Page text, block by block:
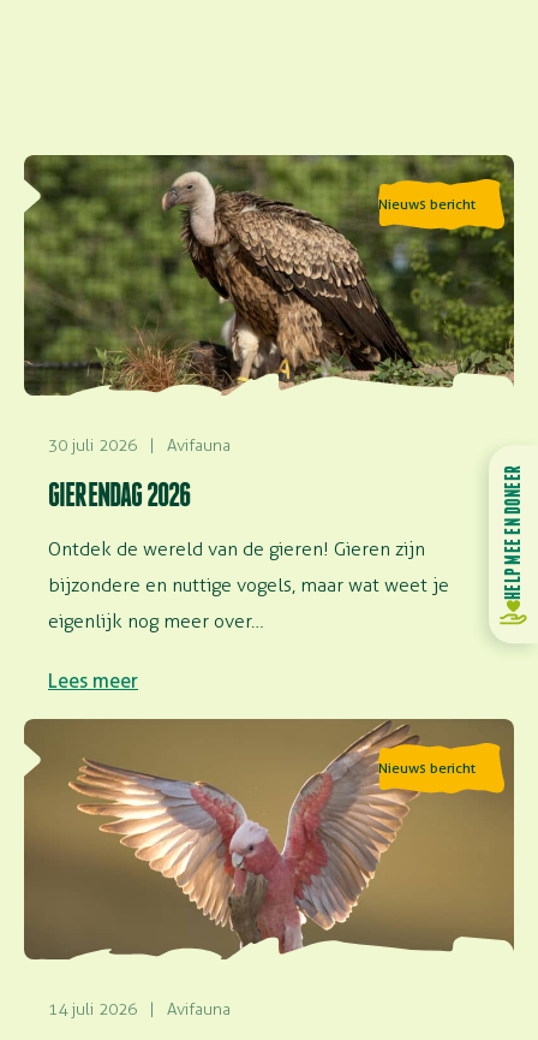
Nieuws bericht
30 juli 2026 | Avifauna
GIERENDAG 2026
Ontdek de wereld van de gieren! Gieren zijn
bijzondere en nuttige vogels, maar wat weet je
eigenlijk nog meer over…
Lees meer
Lees meer over Gierendag 2026
Nieuws bericht
14 juli 2026 | Avifauna
Lees meer over Vinden vogels het leuk om te vliegen?
HELP MEE EN DONEER